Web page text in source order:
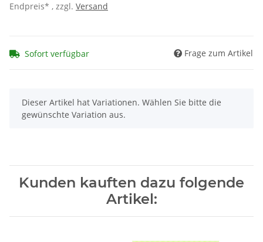
Endpreis* , zzgl. Versand
Sofort verfügbar Frage zum Artikel
x
Dieser Artikel hat Variationen. Wählen Sie bitte die
gewünschte Variation aus.
Kunden kauften dazu folgende
Artikel: